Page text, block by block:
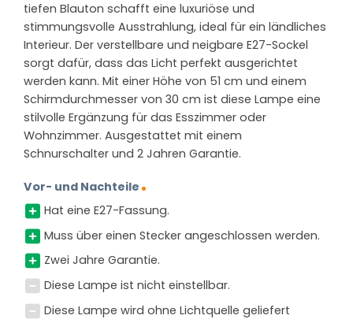
tiefen Blauton schafft eine luxuriöse und
stimmungsvolle Ausstrahlung, ideal für ein ländliches
Interieur. Der verstellbare und neigbare E27-Sockel
sorgt dafür, dass das Licht perfekt ausgerichtet
werden kann. Mit einer Höhe von 51 cm und einem
Schirmdurchmesser von 30 cm ist diese Lampe eine
stilvolle Ergänzung für das Esszimmer oder
Wohnzimmer. Ausgestattet mit einem
Schnurschalter und 2 Jahren Garantie.
Vor- und Nachteile
Hat eine E27-Fassung.
Muss über einen Stecker angeschlossen werden.
Zwei Jahre Garantie.
Diese Lampe ist nicht einstellbar.
Diese Lampe wird ohne Lichtquelle geliefert